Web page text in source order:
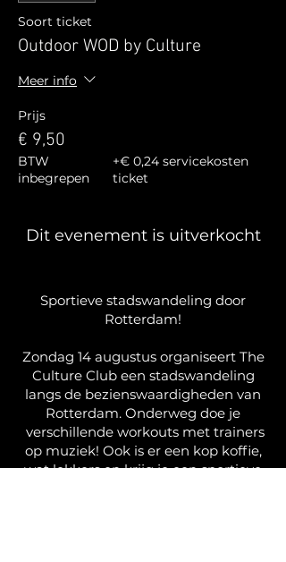
Soort ticket
Outdoor WOD by Culture
Meer info
Prijs
€ 9,50
BTW
inbegrepen
+€ 0,24 servicekosten
ticket
Dit evenement is uitverkocht
Sportieve stadswandeling door
Rotterdam!
Zondag 14 augustus organiseert The
Culture Club een stadswandeling
langs de bezienswaardigheden van
Rotterdam. Onderweg doe je
verschillende workouts met trainers
op muziek! Ook is er een kop koffie,
wat lekkers en krijg je een sportieve